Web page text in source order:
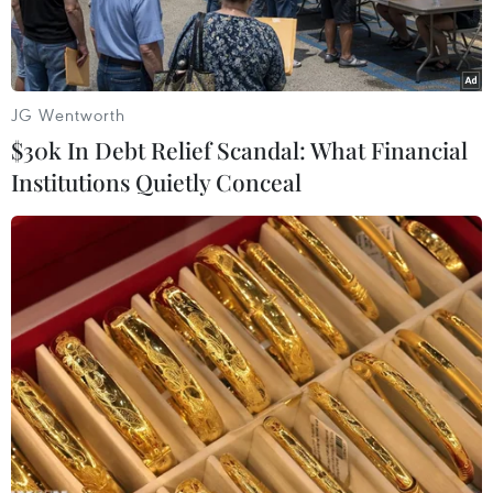
chính suy yếu.
Tại thị trường Hong Kong, giá vàng giao dịch
sáng 22/11 đã giảm 38,8USD/ounce, xuống còn
Trước đó, tại thị trường New York, trong phiên
giao dịch chiều 21/11, giávàng giao tháng
12/2012 đã giảm tới 46,5 USD (2,7%), xuống còn
1.678 USD/ounce,mức giá thấp nhất trong vòng
4 tuần qua.
Trong khi đó, giá vàng giao ngay đứng ởmức
1.678 USD/ounce, giảm mạnh so với mức 1,797
USD/ounce trong phiên giao dịchtrước đó.
JG Wentworth
$30k In Debt Relief Scandal: What Financial
Institutions Quietly Conceal